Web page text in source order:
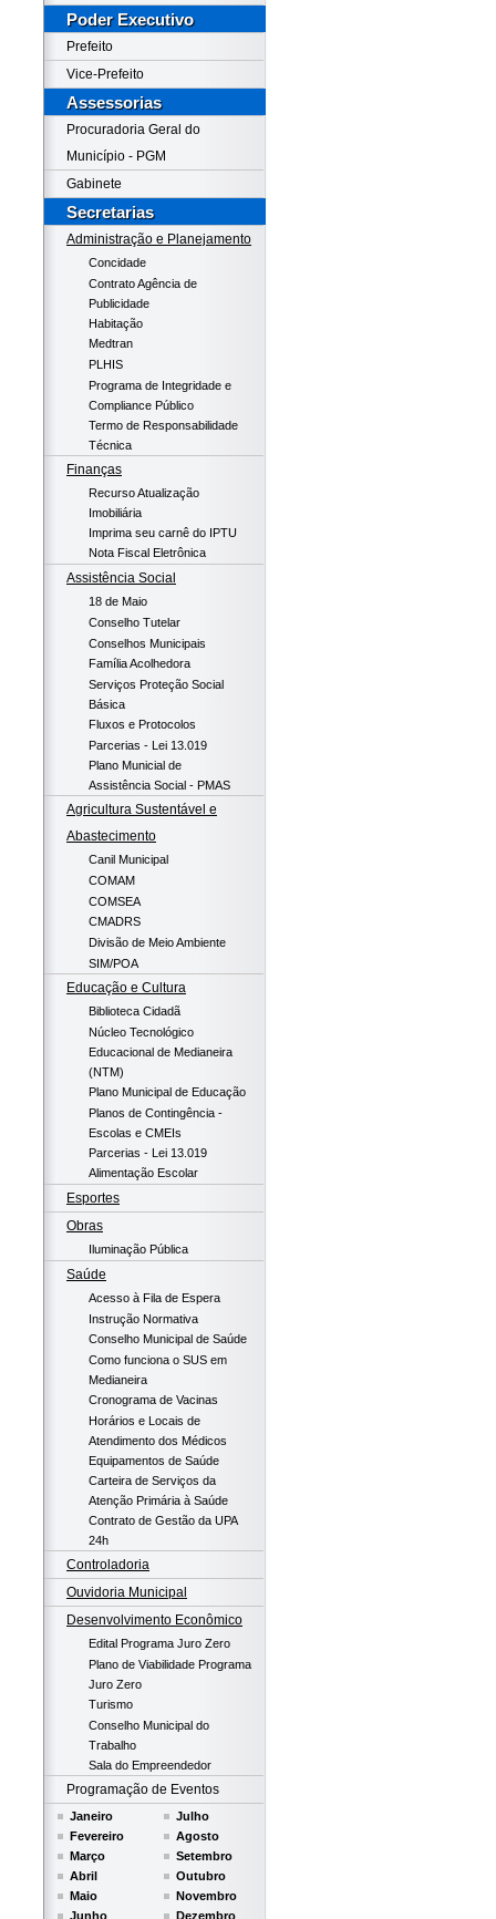
Poder Executivo
Prefeito
Vice-Prefeito
Assessorias
Procuradoria Geral do
Município - PGM
Gabinete
Secretarias
Administração e Planejamento
Concidade
Contrato Agência de
Publicidade
Habitação
Medtran
PLHIS
Programa de Integridade e
Compliance Público
Termo de Responsabilidade
Técnica
Finanças
Recurso Atualização
Imobiliária
Imprima seu carnê do IPTU
Nota Fiscal Eletrônica
Assistência Social
18 de Maio
Conselho Tutelar
Conselhos Municipais
Família Acolhedora
Serviços Proteção Social
Básica
Fluxos e Protocolos
Parcerias - Lei 13.019
Plano Municial de
Assistência Social - PMAS
Agricultura Sustentável e
Abastecimento
Canil Municipal
COMAM
COMSEA
CMADRS
Divisão de Meio Ambiente
SIM/POA
Educação e Cultura
Biblioteca Cidadã
Núcleo Tecnológico
Educacional de Medianeira
(NTM)
Plano Municipal de Educação
Planos de Contingência -
Escolas e CMEIs
Parcerias - Lei 13.019
Alimentação Escolar
Esportes
Obras
Iluminação Pública
Saúde
Acesso à Fila de Espera
Instrução Normativa
Conselho Municipal de Saúde
Como funciona o SUS em
Medianeira
Cronograma de Vacinas
Horários e Locais de
Atendimento dos Médicos
Equipamentos de Saúde
Carteira de Serviços da
Atenção Primária à Saúde
Contrato de Gestão da UPA
24h
Controladoria
Ouvidoria Municipal
Desenvolvimento Econômico
Edital Programa Juro Zero
Plano de Viabilidade Programa
Juro Zero
Turismo
Conselho Municipal do
Trabalho
Sala do Empreendedor
Programação de Eventos
Janeiro
Fevereiro
Março
Abril
Maio
Junho
Julho
Agosto
Setembro
Outubro
Novembro
Dezembro